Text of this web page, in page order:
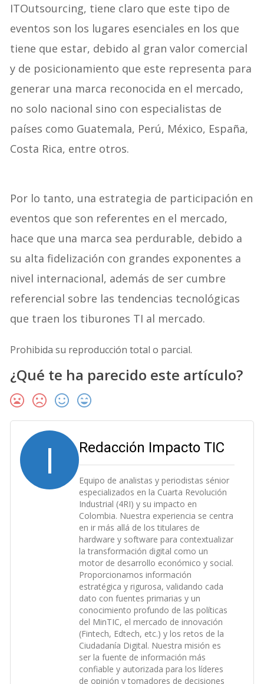
ITOutsourcing, tiene claro que este tipo de
eventos son los lugares esenciales en los que
tiene que estar, debido al gran valor comercial
y de posicionamiento que este representa para
generar una marca reconocida en el mercado,
no solo nacional sino con especialistas de
países como Guatemala, Perú, México, España,
Costa Rica, entre otros.
Por lo tanto, una estrategia de participación en
eventos que son referentes en el mercado,
hace que una marca sea perdurable, debido a
su alta fidelización con grandes exponentes a
nivel internacional, además de ser cumbre
referencial sobre las tendencias tecnológicas
que traen los tiburones TI al mercado.
Prohibida su reproducción total o parcial.
¿Qué te ha parecido este artículo?
I Redacción Impacto TIC
Equipo de analistas y periodistas sénior
especializados en la Cuarta Revolución
Industrial (4RI) y su impacto en
Colombia. Nuestra experiencia se centra
en ir más allá de los titulares de
hardware y software para contextualizar
la transformación digital como un
motor de desarrollo económico y social.
Proporcionamos información
estratégica y rigurosa, validando cada
dato con fuentes primarias y un
conocimiento profundo de las políticas
del MinTIC, el mercado de innovación
(Fintech, Edtech, etc.) y los retos de la
Ciudadanía Digital. Nuestra misión es
ser la fuente de información más
confiable y autorizada para los líderes
de opinión y tomadores de decisiones